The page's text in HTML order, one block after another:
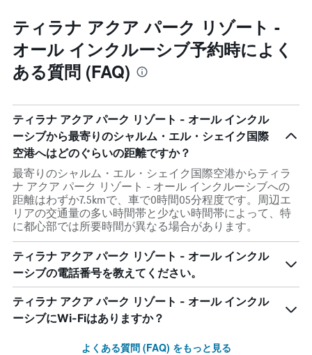
ティラナ アクア パーク リゾート -
オール インクルーシブ予約時によく
ある質問 (FAQ)
ティラナ アクア パーク リゾート - オール インクル
ーシブから最寄りのシャルム・エル・シェイク国際
空港へはどのぐらいの距離ですか？
最寄りのシャルム・エル・シェイク国際空港からティラ
ナ アクア パーク リゾート - オール インクルーシブへの
距離はわずか7.5kmで、車で0時間05分程度です。周辺エ
リアの交通量の多い時間帯と少ない時間帯によって、特
に都心部では所要時間が異なる場合があります。
ティラナ アクア パーク リゾート - オール インクル
ーシブの電話番号を教えてください。
ティラナ アクア パーク リゾート - オール インクル
ーシブにWi-Fiはありますか？
よくある質問 (FAQ) をもっと見る